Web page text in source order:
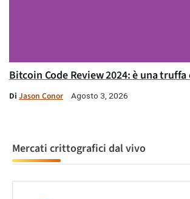
Bitcoin Code Review 2024: è una
Di Jason Conor Agosto 3, 2026
Mercati crittografici dal vivo